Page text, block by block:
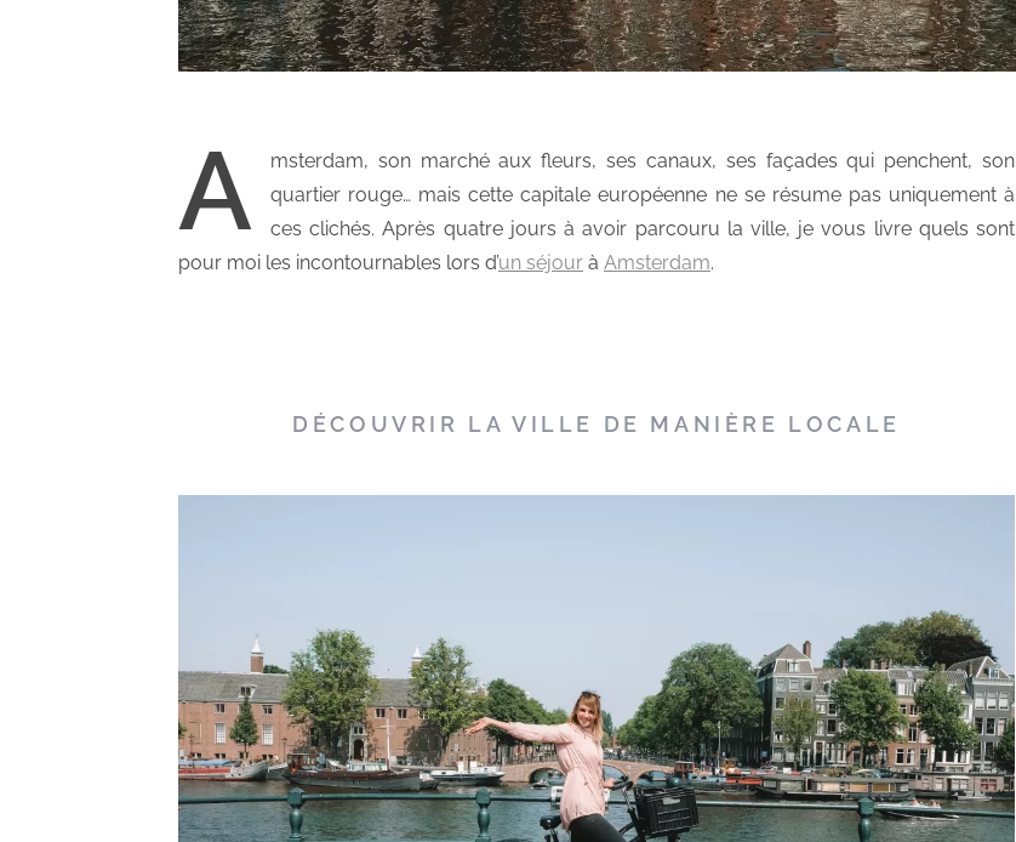
A
msterdam, son marché aux fleurs, ses canaux, ses façades qui penchent, son
quartier rouge… mais cette capitale européenne ne se résume pas uniquement à
ces clichés. Après quatre jours à avoir parcouru la ville, je vous livre quels sont
pour moi les incontournables lors d’un séjour à Amsterdam.
DÉCOUVRIR LA VILLE DE MANIÈRE LOCALE